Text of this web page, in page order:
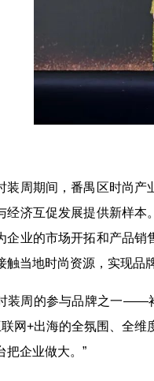
装周期间，番禺区时尚产
经济互促发展提供新样本
企业的市场开拓和产品
触当地时尚资源，实现品
装周的参与品牌之一——
网+出海的全氛围、全维
把企业做大。”